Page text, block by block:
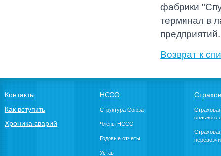
фабрики
терминал в
предприятий.
Возврат к
Контакты
Как вступить
Хроника аварий
НССО
Структура Союза
Члены НССО
Годовые отчеты
Устав
опасного